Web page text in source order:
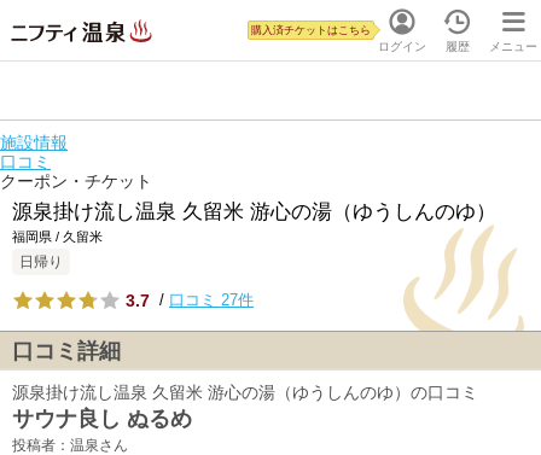
ログイン
購入済チケットはこちら
履歴 メニュー
施設情報
口コミ
クーポン・チケット
源泉掛け流し温泉 久留米 游心の湯（ゆうしんのゆ）
福岡県 / 久留米
日帰り
3.7 / 口コミ 27件
口コミ詳細
源泉掛け流し温泉 久留米 游心の湯（ゆうしんのゆ）の口コミ
サウナ良し ぬるめ
投稿者：温泉さん